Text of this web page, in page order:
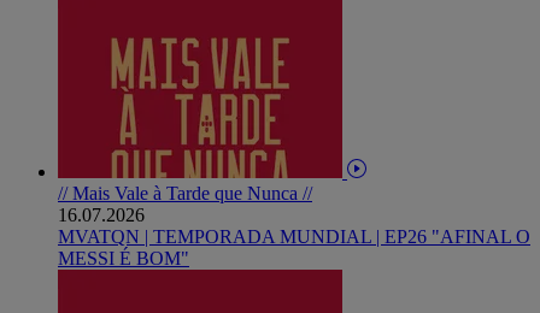
// Mais Vale à Tarde que Nunca //
16.07.2026
MVATQN | TEMPORADA MUNDIAL | EP26 "AFINAL O
MESSI É BOM"